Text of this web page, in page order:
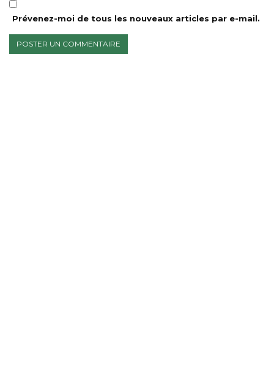
Prévenez-moi de tous les nouveaux articles par e-mail.